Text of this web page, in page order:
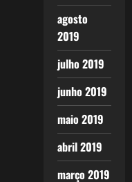
agosto
2019
julho 2019
junho 2019
maio 2019
abril 2019
março 2019